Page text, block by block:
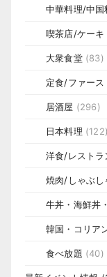
中華料理/中国
喫茶店/ケーキ
大衆食堂(83)
定食/ファース
居酒屋 (296)
日本料理 (122)
洋食/レストラ
焼肉/しゃぶ
牛丼・海鮮丼
韓国・コリア
食べ放題 (40)